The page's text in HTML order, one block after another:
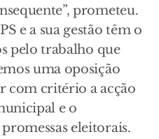
prometeu.
e a sua gestão têm o
pelo trabalho que
uma oposição
com critério a acção
e o
eleitorais.